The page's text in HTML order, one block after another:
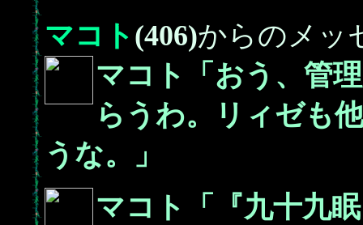
マコト (406)からのメッ
マコト「おう、管
らうわ。リィゼも
うな。」
マコト「『九十九